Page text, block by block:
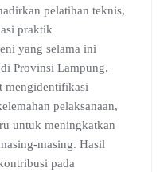
pelatihan teknis,
praktik
yang selama ini
Provinsi Lampung.
mengidentifikasi
pelaksanaan,
untuk meningkatkan
masing. Hasil
pada